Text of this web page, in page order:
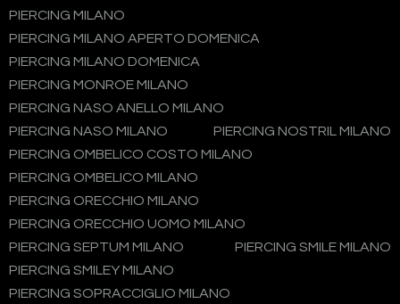
PIERCING MILANO
PIERCING MILANO APERTO DOMENICA
PIERCING MILANO DOMENICA
PIERCING MONROE MILANO
PIERCING NASO ANELLO MILANO
PIERCING NASO MILANO
PIERCING NOSTRIL MILANO
PIERCING OMBELICO COSTO MILANO
PIERCING OMBELICO MILANO
PIERCING ORECCHIO MILANO
PIERCING ORECCHIO UOMO MILANO
PIERCING SEPTUM MILANO
PIERCING SMILE MILANO
PIERCING SMILEY MILANO
PIERCING SOPRACCIGLIO MILANO